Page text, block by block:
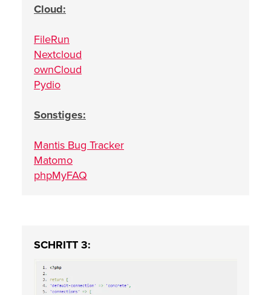
Cloud:
FileRun
Nextcloud
ownCloud
Pydio
Sonstiges:
Mantis Bug Tracker
Matomo
phpMyFAQ
SCHRITT 3: